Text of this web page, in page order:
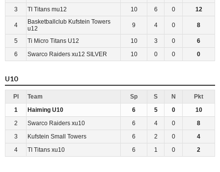
3
TI Titans mu12 10 6 0 12
4
Basketballclub Kufstein Towers
u12
9 4 0 8
5 Ti Micro Titans U12 10 3 0
6
6
Swarco Raiders xu12 SILVER 10 0 0 0
U10
Pl Team Sp S N
Pkt
1
Haiming U10 6 5 0
10
2
Swarco Raiders xu10 6 4 0
8
3
Kufstein Small Towers 6 2 0
4
4
TI Titans xu10 6 1 0 2